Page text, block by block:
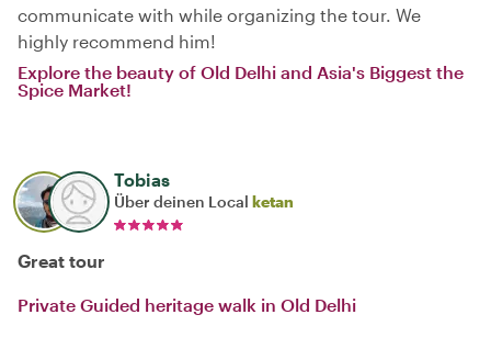
communicate with while organizing the tour. We
highly recommend him!
Explore the beauty of Old Delhi and Asia's Biggest the
Spice Market!
Tobias
Über deinen Local ketan
Great tour
Private Guided heritage walk in Old Delhi